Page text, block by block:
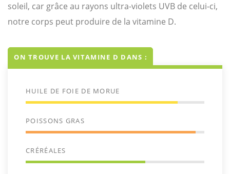
soleil, car grâce au rayons ultra-violets UVB de celui-ci,
notre corps peut produire de la vitamine D.
ON TROUVE LA VITAMINE D DANS :
HUILE DE FOIE DE MORUE
POISSONS GRAS
CRÉRÉALES